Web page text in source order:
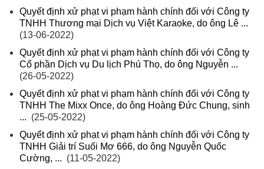
Quyết định xử phạt vi phạm hành chính đối với Công ty
TNHH Thương mại Dịch vụ Việt Karaoke, do ông Lê ...
(13-06-2022)
Quyết định xử phạt vi phạm hành chính đối với Công ty
Cổ phần Dịch vụ Du lịch Phú Thọ, do ông Nguyễn ...
(26-05-2022)
Quyết định xử phạt vi phạm hành chính đối với Công ty
TNHH The Mixx Once, do ông Hoàng Đức Chung, sinh
... (25-05-2022)
Quyết định xử phạt vi phạm hành chính đối với Công ty
TNHH Giải trí Suối Mơ 666, do ông Nguyễn Quốc
Cường, ... (11-05-2022)